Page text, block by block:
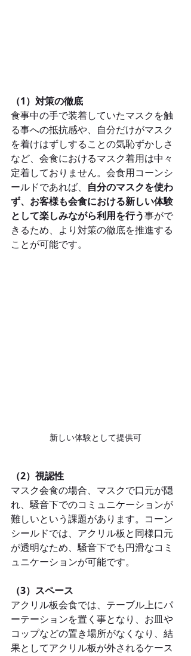
（1）対策の徹底
食事中の手で装着していたマスクを触
る事への抵抗感や、自分だけがマスク
を着けはずしすることの気恥ずかしさ
など、会食におけるマスク着用は中々
定着しておりません。会食用コーンシ
ールドであれば、 自分のマスクを使わ
ず、お客様も会食における新しい体験
として楽しみながら利用を行う事がで
きるため、より対策の徹底を推進する
ことが可能です。
新しい体験として提供可
（2）視認性
マスク会食の場合、マスクで口元が隠
れ、騒音下でのコミュニケーションが
難しいという課題があります。コーン
シールドでは、アクリル板と同様口元
が透明なため、騒音下でも円滑なコミ
ュニケーションが可能です。
（3）スペース
アクリル板会食では、テーブル上にパ
ーテーションを置く事となり、お皿や
コップなどの置き場所がなくなり、結
果としてアクリル板が外されるケース